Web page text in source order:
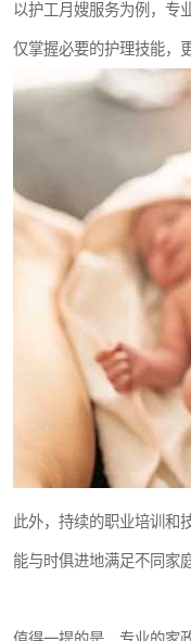
以护工月嫂服务为例，专
仅掌握必要的护理技能，
此外，持续的职业培训和
能与时俱进地满足不同家